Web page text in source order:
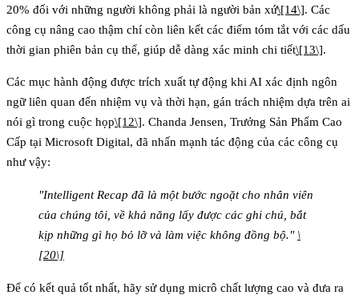
20% đối với những người không phải là người bản xứ\[14\]. Các
công cụ nâng cao thậm chí còn liên kết các điểm tóm tắt với các dấu
thời gian phiên bản cụ thể, giúp dễ dàng xác minh chi tiết\[13\].
Các mục hành động được trích xuất tự động khi AI xác định ngôn
ngữ liên quan đến nhiệm vụ và thời hạn, gán trách nhiệm dựa trên ai
nói gì trong cuộc họp\[12\]. Chanda Jensen, Trưởng Sản Phẩm Cao
Cấp tại Microsoft Digital, đã nhấn mạnh tác động của các công cụ
như vậy:
"Intelligent Recap đã là một bước ngoặt cho nhân viên
của chúng tôi, về khả năng lấy được các ghi chú, bắt
kịp những gì họ bỏ lỡ và làm việc không đồng bộ." \
[20\]
Để có kết quả tốt nhất, hãy sử dụng micrô chất lượng cao và đưa ra